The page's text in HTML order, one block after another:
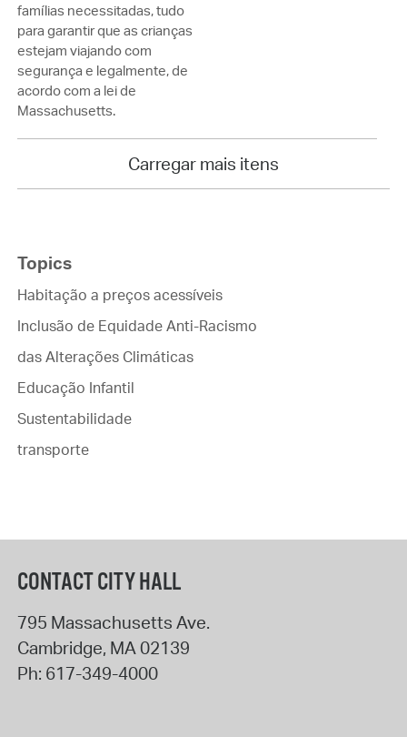
famílias necessitadas, tudo
para garantir que as crianças
estejam viajando com
segurança e legalmente, de
acordo com a lei de
Massachusetts.
Carregar mais itens
Topics
Habitação a preços acessíveis
Inclusão de Equidade Anti-Racismo
das Alterações Climáticas
Educação Infantil
Sustentabilidade
transporte
CONTACT CITY HALL
795 Massachusetts Ave.
Cambridge, MA02139
Ph: 617-349-4000